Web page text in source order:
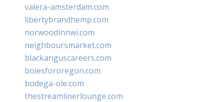
valera-amsterdam.com
libertybrandhemp.com
norwoodinnwi.com
neighboursmarket.com
blackanguscareers.com
bolesfororegon.com
bodega-ole.com
thestreamlinerlounge.com